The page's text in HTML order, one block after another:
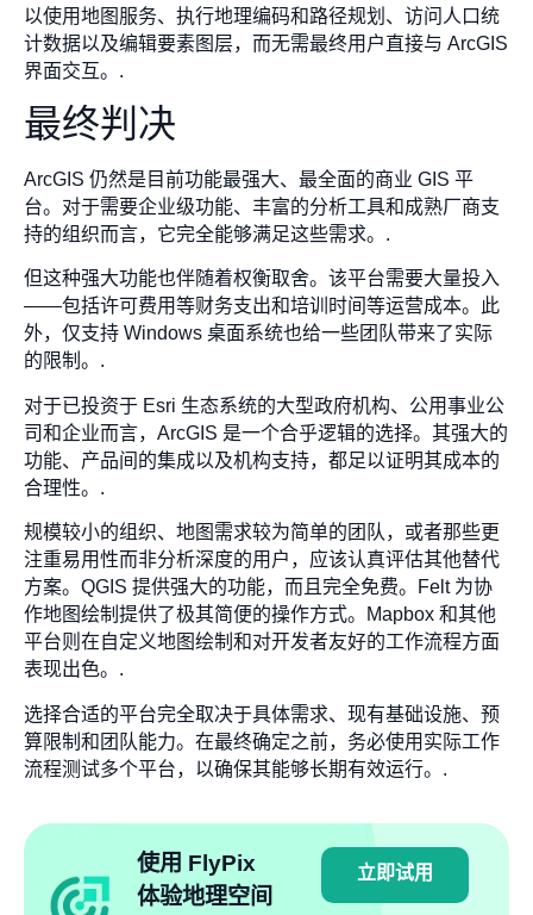
以使用地图服务、执行地理编码和路径规划、访问人口统
计数据以及编辑要素图层，而无需最终用户直接与 ArcGIS
界面交互。.
最终判决
ArcGIS 仍然是目前功能最强大、最全面的商业 GIS 平
台。对于需要企业级功能、丰富的分析工具和成熟厂商支
持的组织而言，它完全能够满足这些需求。.
但这种强大功能也伴随着权衡取舍。该平台需要大量投入
——包括许可费用等财务支出和培训时间等运营成本。此
外，仅支持 Windows 桌面系统也给一些团队带来了实际
的限制。.
对于已投资于 Esri 生态系统的大型政府机构、公用事业公
司和企业而言，ArcGIS 是一个合乎逻辑的选择。其强大的
功能、产品间的集成以及机构支持，都足以证明其成本的
合理性。.
规模较小的组织、地图需求较为简单的团队，或者那些更
注重易用性而非分析深度的用户，应该认真评估其他替代
方案。QGIS 提供强大的功能，而且完全免费。Felt 为协
作地图绘制提供了极其简便的操作方式。Mapbox 和其他
平台则在自定义地图绘制和对开发者友好的工作流程方面
表现出色。.
选择合适的平台完全取决于具体需求、现有基础设施、预
算限制和团队能力。在最终确定之前，务必使用实际工作
流程测试多个平台，以确保其能够长期有效运行。.
使用 FlyPix
体验地理空间
立即试用